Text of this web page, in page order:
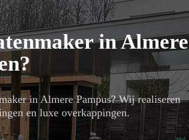
in Almere
in Almere Pampus? Wij realiseren
en luxe overkappingen.